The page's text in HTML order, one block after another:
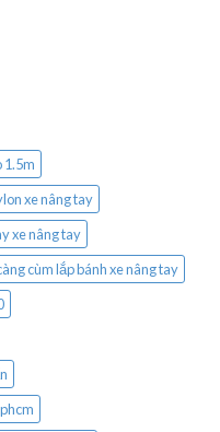
1.5m
xe nâng tay
xe nâng tay
cùm lắp bánh xe nâng tay